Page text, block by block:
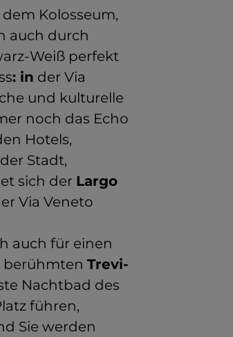
Kolosseum,
auch durch
Weiß perfekt
: in der Via
und kulturelle
noch das Echo
Hotels,
Stadt,
sich der Largo
Via Veneto
auch für einen
berühmten Trevi-
Nachtbad des
führen,
Sie werden